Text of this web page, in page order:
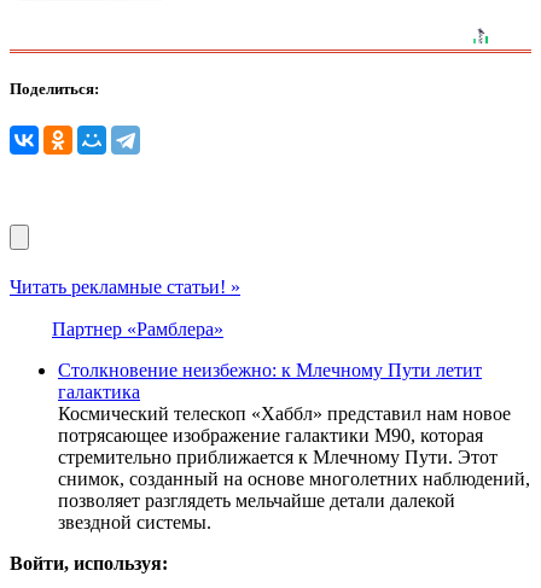
Поделиться:
Читать рекламные статьи! »
Партнер «Рамблера»
Столкновение неизбежно: к Млечному Пути летит
галактика
Космический телескоп «Хаббл» представил нам новое
потрясающее изображение галактики M90, которая
стремительно приближается к Млечному Пути. Этот
снимок, созданный на основе многолетних наблюдений,
позволяет разглядеть мельчайше детали далекой
звездной системы.
Войти, используя: